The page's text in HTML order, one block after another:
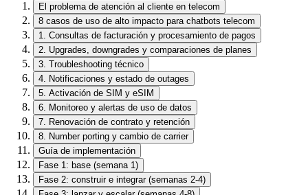
El problema de atención al cliente en telecom
8 casos de uso de alto impacto para chatbots telecom
1. Consultas de facturación y procesamiento de pagos
2. Upgrades, downgrades y comparaciones de planes
3. Troubleshooting técnico
4. Notificaciones y estado de outages
5. Activación de SIM y eSIM
6. Monitoreo y alertas de uso de datos
7. Renovación de contrato y retención
8. Number porting y cambio de carrier
Guía de implementación
Fase 1: base (semana 1)
Fase 2: construir e integrar (semanas 2-4)